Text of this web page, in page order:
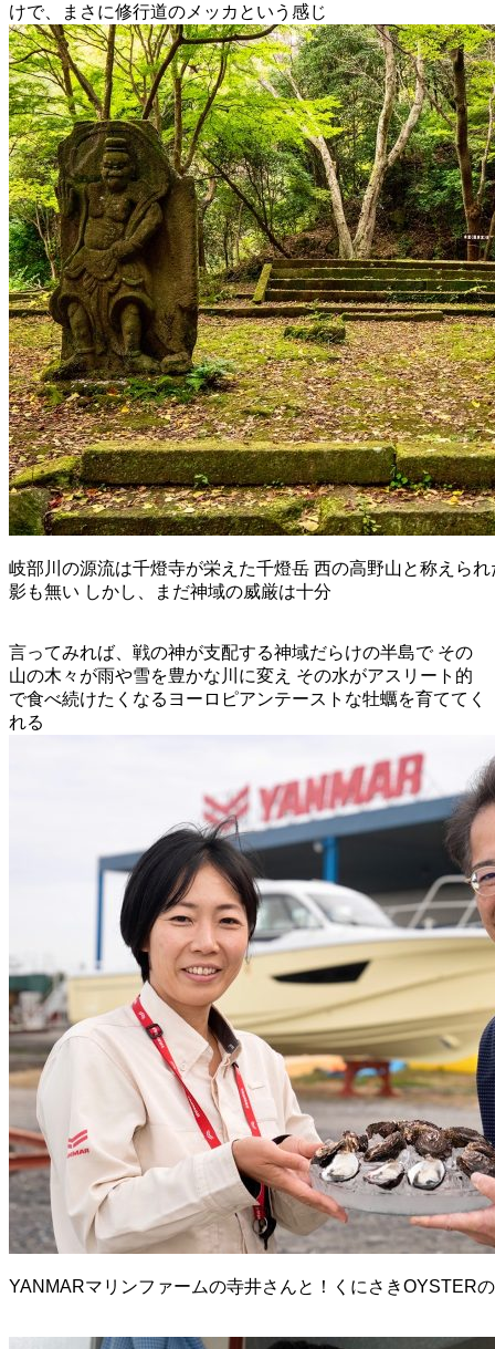
けで、まさに修行道のメッカという感じ
岐部川の源流は千燈寺が栄えた千燈岳 西の高野山と称えら
影も無い しかし、まだ神域の威厳は十分
言ってみれば、戦の神が支配する神域だらけの半島で その
山の木々が雨や雪を豊かな川に変え その水がアスリート的
で食べ続けたくなるヨーロピアンテーストな牡蠣を育ててく
れる
YANMARマリンファームの寺井さんと！くにさきOYSTER